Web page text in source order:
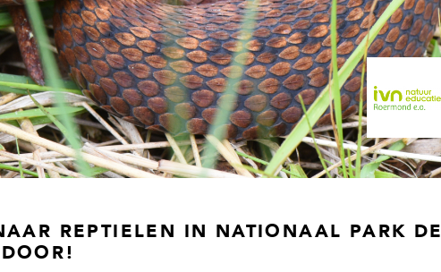
REPTIELEN IN NATIONAAL PARK DE